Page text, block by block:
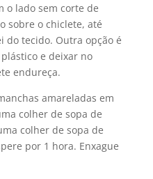
o lado sem corte de
sobre o chiclete, até
do tecido. Outra opção é
e deixar no
endureça.
amareladas em
colher de sopa de
colher de sopa de
por 1 hora. Enxague